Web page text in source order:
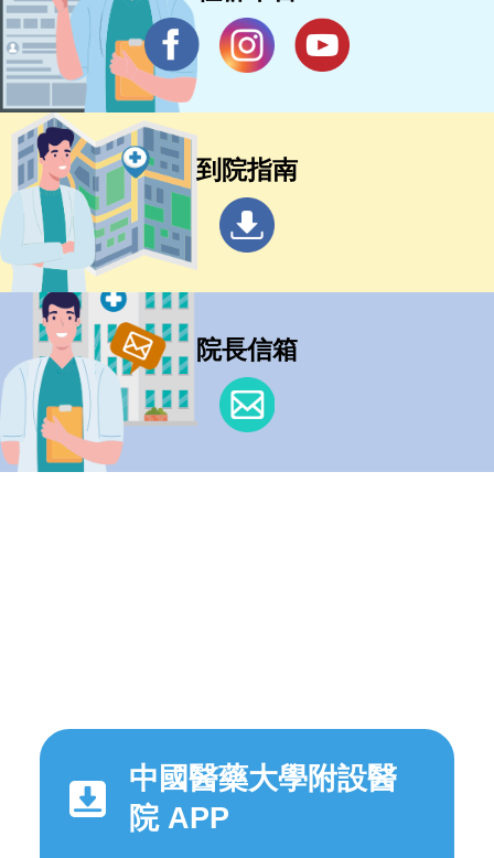
到院指南
院長信箱
中國醫藥大學附設醫
院 APP